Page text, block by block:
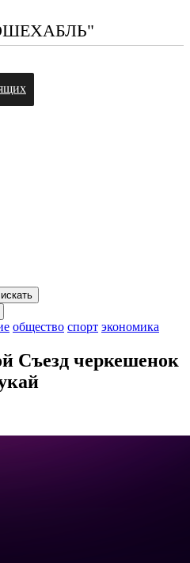
искать
общество спорт экономика
Съезд черкешенок